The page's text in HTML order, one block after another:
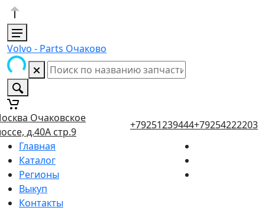
Volvo - Parts Очаково
Очаковское
д.40А стр.9
+79251239444+79254222203
Главная
Каталог
Регионы
Выкуп
Контакты